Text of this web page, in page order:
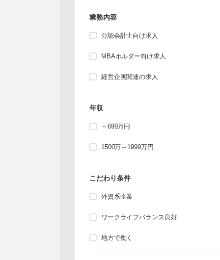
業務内容
公認会計士向け求人
MBAホルダー向け求人
経営企画関連の求人
年収
～699万円
1500万～1999万円
こだわり条件
外資系企業
ワークライフバランス良好
地方で働く